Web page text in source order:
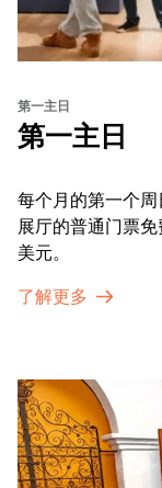
第一主日
第一主日
每个月的第一个
展厅的普通门票
美元。
了解更多